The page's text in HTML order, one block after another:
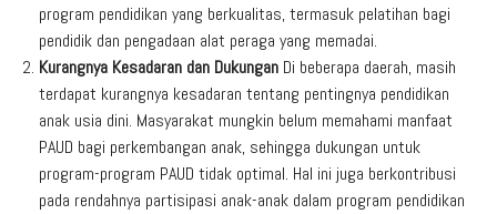
program pendidikan yang berkualitas, termasuk pelatihan bagi
pendidik dan pengadaan alat peraga yang memadai.
Kurangnya Kesadaran dan Dukungan Di beberapa daerah, masih
terdapat kurangnya kesadaran tentang pentingnya pendidikan
anak usia dini. Masyarakat mungkin belum memahami manfaat
PAUD bagi perkembangan anak, sehingga dukungan untuk
program-program PAUD tidak optimal. Hal ini juga berkontribusi
pada rendahnya partisipasi anak-anak dalam program pendidikan